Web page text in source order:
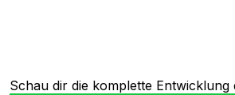
Schau dir die komplette Entwicklung